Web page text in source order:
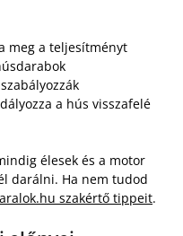
meg a teljesítményt
a hús visszafelé
élesek és a motor
darálni. Ha nem tudod
szakértő tippeit.